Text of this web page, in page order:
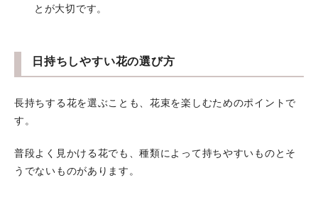
とが大切です。
日持ちしやすい花の選び方
長持ちする花を選ぶことも、花束を楽しむためのポイントで
す。
普段よく見かける花でも、種類によって持ちやすいものとそ
うでないものがあります。